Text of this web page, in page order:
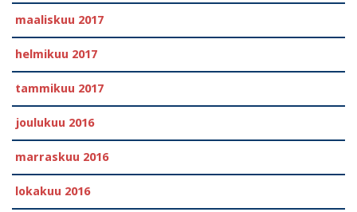
maaliskuu 2017
helmikuu 2017
tammikuu 2017
joulukuu 2016
marraskuu 2016
lokakuu 2016